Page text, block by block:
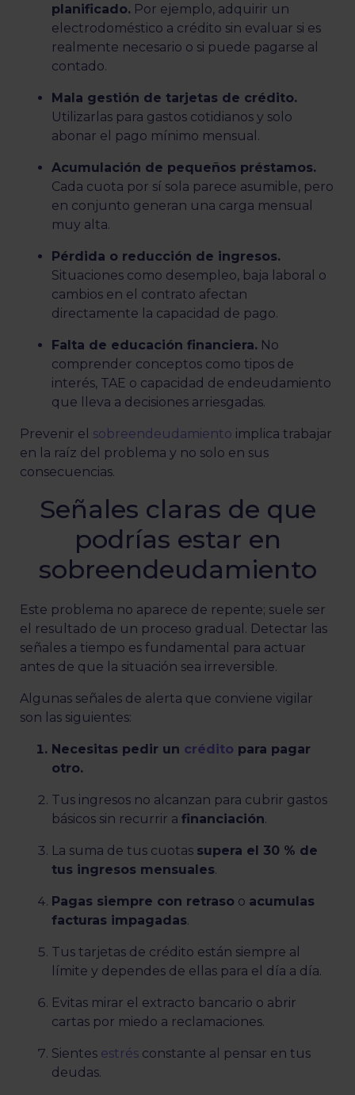
planificado. Por ejemplo, adquirir un
electrodoméstico a crédito sin evaluar si es
realmente necesario o si puede pagarse al
contado.
Mala gestión de tarjetas de crédito.
Utilizarlas para gastos cotidianos y solo
abonar el pago mínimo mensual.
Acumulación de pequeños préstamos.
Cada cuota por sí sola parece asumible, pero
en conjunto generan una carga mensual
muy alta.
Pérdida o reducción de ingresos.
Situaciones como desempleo, baja laboral o
cambios en el contrato afectan
directamente la capacidad de pago.
Falta de educación financiera. No
comprender conceptos como tipos de
interés, TAE o capacidad de endeudamiento
que lleva a decisiones arriesgadas.
Prevenir el sobreendeudamiento implica trabajar
en la raíz del problema y no solo en sus
consecuencias.
Señales claras de que
podrías estar en
sobreendeudamiento
Este problema no aparece de repente; suele ser
el resultado de un proceso gradual. Detectar las
señales a tiempo es fundamental para actuar
antes de que la situación sea irreversible.
Algunas señales de alerta que conviene vigilar
son las siguientes:
Necesitas pedir un crédito para pagar
otro.
Tus ingresos no alcanzan para cubrir gastos
básicos sin recurrir a financiación.
La suma de tus cuotas supera el 30 % de
tus ingresos mensuales.
Pagas siempre con retraso o acumulas
facturas impagadas.
Tus tarjetas de crédito están siempre al
límite y dependes de ellas para el día a día.
Evitas mirar el extracto bancario o abrir
cartas por miedo a reclamaciones.
Sientes estrés constante al pensar en tus
deudas.